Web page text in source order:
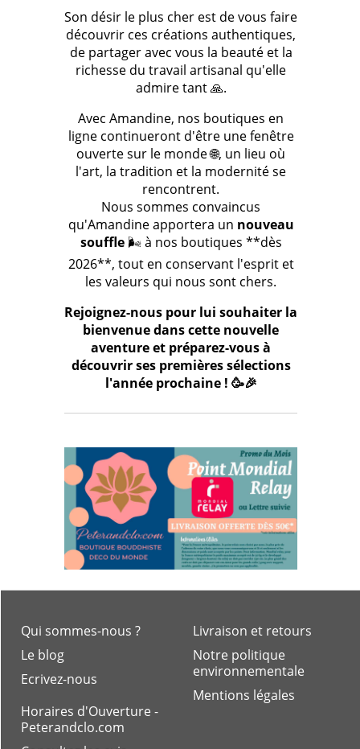
Son désir le plus cher est de vous faire
découvrir ces créations authentiques,
de partager avec vous la beauté et la
richesse du travail artisanal qu'elle
admire tant 🙏.
Avec Amandine, nos boutiques en
ligne continueront d'être une fenêtre
ouverte sur le monde 🌐, un lieu où
l'art, la tradition et la modernité se
rencontrent.
Nous sommes convaincus
qu'Amandine apportera un nouveau
souffle🌬️ à nos boutiques **dès
2026**, tout en conservant l'esprit et
les valeurs qui nous sont chers.
Rejoignez-nous pour lui souhaiter la
bienvenue dans cette nouvelle
aventure et préparez-vous à
découvrir ses premières sélections
l'année prochaine ! 🥳🎉
Livraison et retours
Notre politique
environnementale
Mentions légales
Qui sommes-nous ?
Le blog
Ecrivez-nous
Horaires d'Ouverture -
Peterandclo.com